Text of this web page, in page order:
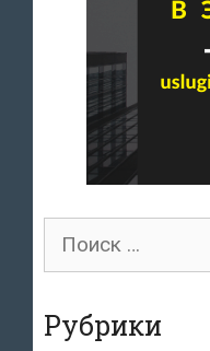
Луны
Поиск
Рубрики